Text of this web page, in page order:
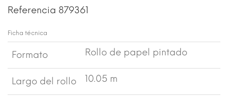
Referencia 879361
Ficha técnica
Formato Rollo de papel pintado
Largo del rollo 10.05 m